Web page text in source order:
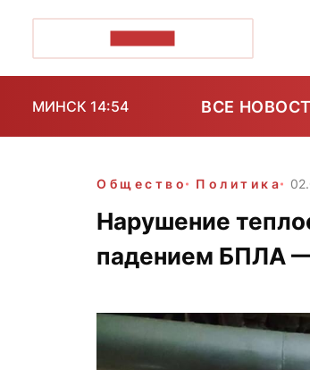
МИНСК 14:54 ВСЕ
Общество Политика
Нарушение
падением БПЛА